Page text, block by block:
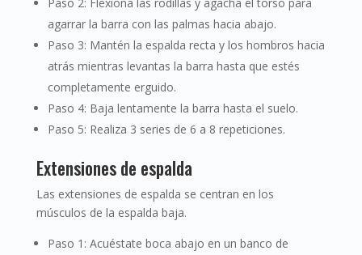
agarrar la barra con las palmas hacia abajo.
Paso 3: Mantén la espalda recta y los hombros hacia
atrás mientras levantas la barra hasta que estés
completamente erguido.
Paso 4: Baja lentamente la barra hasta el suelo.
Paso 5: Realiza 3 series de 6 a 8 repeticiones.
Extensiones de espalda
Las extensiones de espalda se centran en los
músculos de la espalda baja.
Paso 1: Acuéstate boca abajo en un banco de